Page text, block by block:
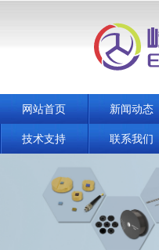
网站首页 新闻动态
技术支持 联系我们